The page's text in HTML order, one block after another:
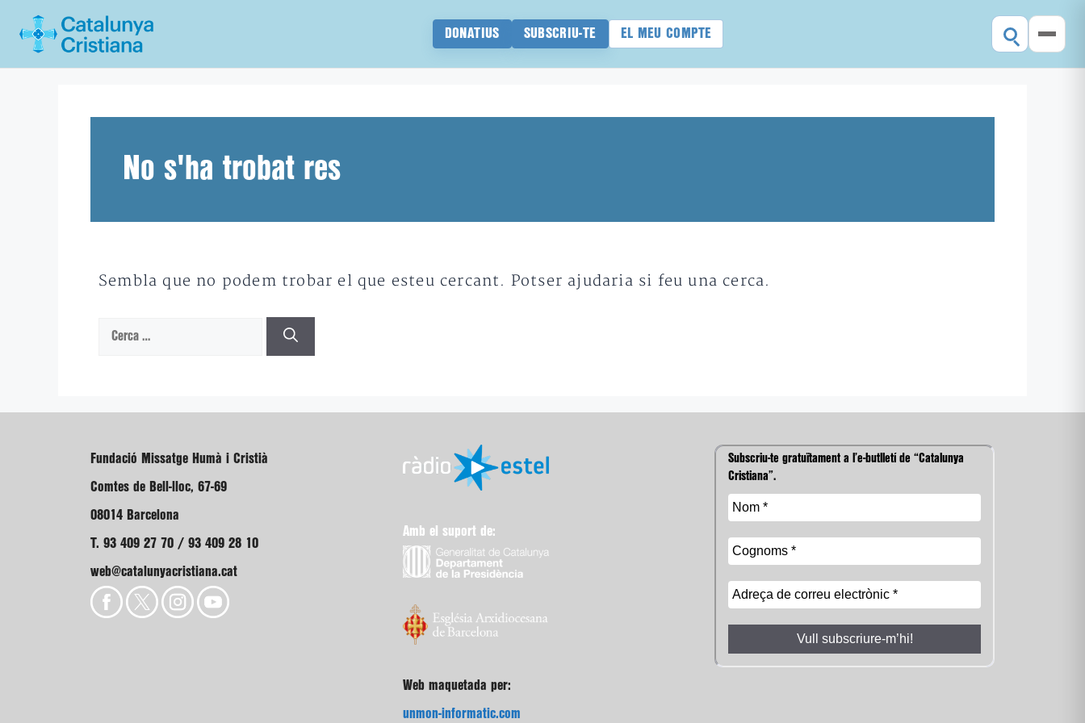
DONATIUS SUBSCRIU-TE EL MEU COMPTE
No s'ha trobat res
Sembla que no podem trobar el que esteu cercant. Potser ajudaria si feu una cerca.
Cerca:
Fundació Missatge Humà i Cristià
Comtes de Bell-lloc, 67-69
08014 Barcelona
T. 93 409 27 70 / 93 409 28 10
web@catalunyacristiana.cat
Amb el suport de:
Web maquetada per:
unmon-informatic.com
Subscriu-te gratuïtament a l’e-butlletí de “Catalunya
Cristiana”.